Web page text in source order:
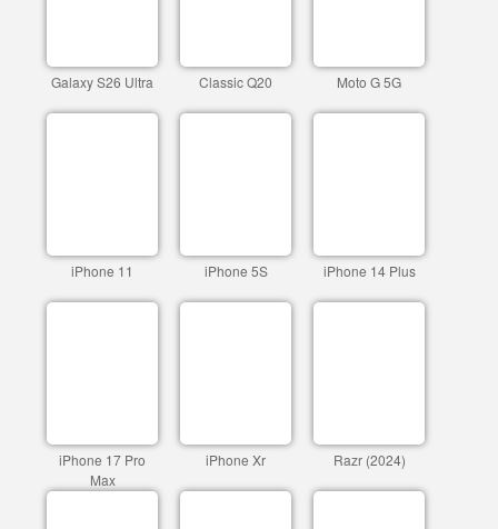
Galaxy S26 Ultra Classic Q20 Moto G 5G
iPhone 11 iPhone 5S iPhone 14 Plus
iPhone 17 Pro
Max
iPhone Xr Razr (2024)